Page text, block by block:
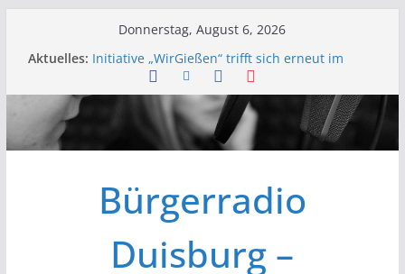
Donnerstag, August 6, 2026
Aktuelles: Initiative „WirGießen“ trifft sich erneut im
Medienforum
Wir der Bürgerfunk – Anonyme Alkoholiker
Wir stellen vor – Bürgerfunkgruppen im
Medienforum Duisburg
Erfolgreiche Vorstands- und
Initiative „Wir Gießen“ Trifft sich zur
Finalisierung der Webseite
Bürgerradio
Duisburg –